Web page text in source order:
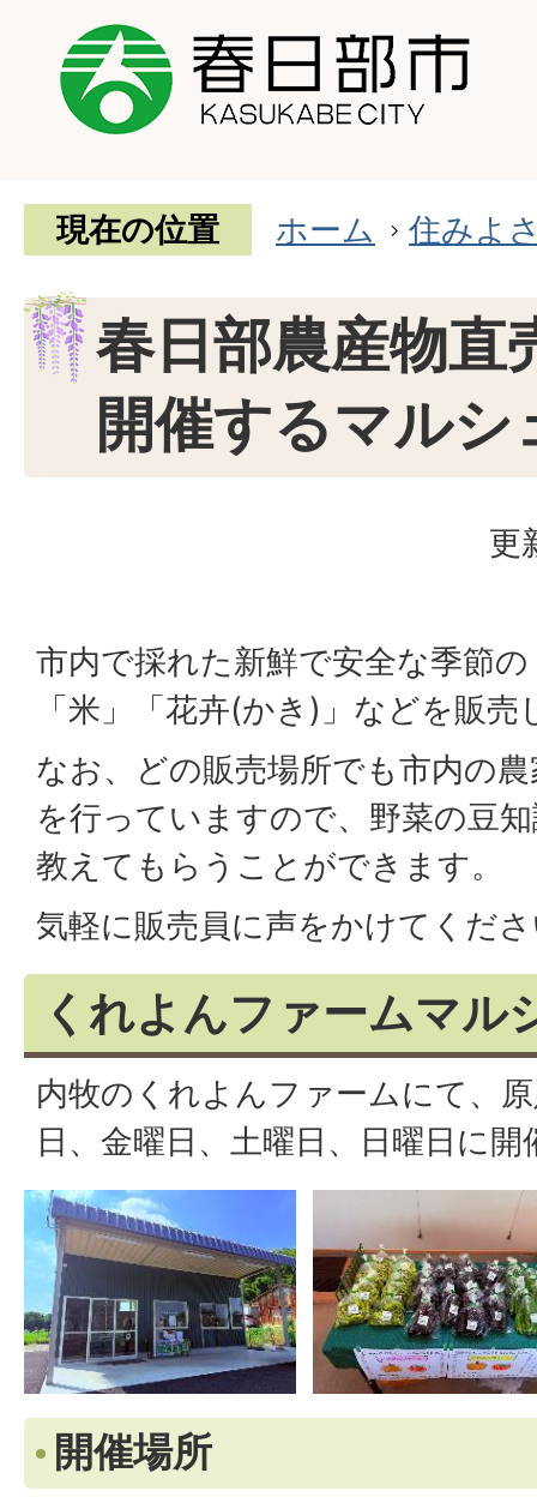
現在の位置 ホーム 住みよ
春日部農産物直
開催するマルシ
更
市内で採れた新鮮で安全な季節
「米」「花卉(かき)」などを販
なお、どの販売場所でも市内の
を行っていますので、野菜の豆
教えてもらうことができます。
気軽に販売員に声をかけてくだ
くれよんファームマル
内牧のくれよんファームにて、
日、金曜日、土曜日、日曜日に
開催場所